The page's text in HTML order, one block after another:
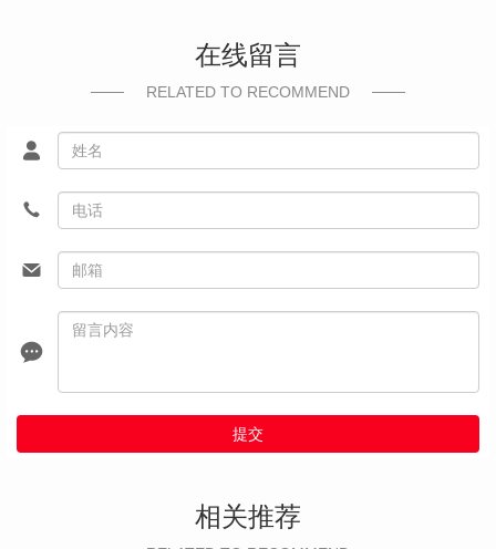
在线留言
RELATED TO RECOMMEND
提交
相关推荐